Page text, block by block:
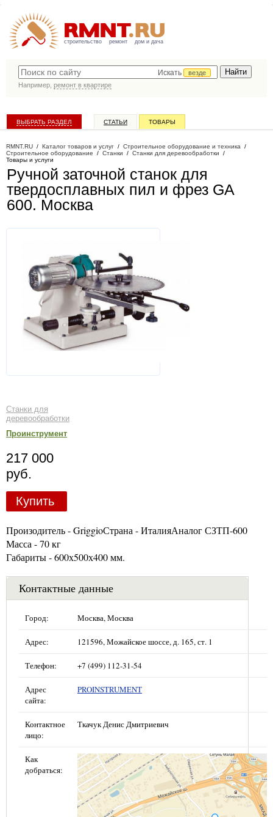
строительство ремонт дом и дача
Искать
везде
Например, ремонт в квартире
ВЫБРАТЬ РАЗДЕЛ СТАТЬИ ТОВАРЫ
RMNT.RU / Каталог товаров и услуг / Строительное оборудование и техника /
Строительное оборудование / Станки / Станки для деревообработки /
Товары и услуги
Ручной заточной станок для
твердосплавных пил и фрез GA
600. Москва
Станки для
деревообработки
Проинструмент
217 000
руб.
Купить
Произодитель - GriggioСтрана - ИталияАналог СЗТП-600
Масса - 70 кг
Габариты - 600х500х400 мм.
Контактные данные
Город: Москва, Москва
Адрес: 121596, Можайское шоссе, д. 165, ст. 1
Телефон: +7 (499) 112-31-54
Адрес
сайта:
PROINSTRUMENT
Контактное
лицо:
Ткачук Денис Дмитриевич
Как
добраться: